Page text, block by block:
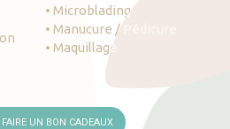
• Microblading
• Manucure / Pédicure
• Maquillage
UN BON CADEAUX